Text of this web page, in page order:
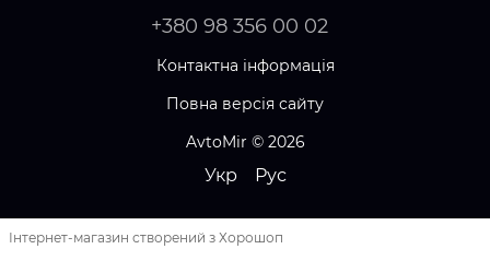
+380 98 356 00 02
Контактна інформація
Повна версія сайту
AvtoMir © 2026
Укр Рус
Інтернет-магазин створений з Хорошоп